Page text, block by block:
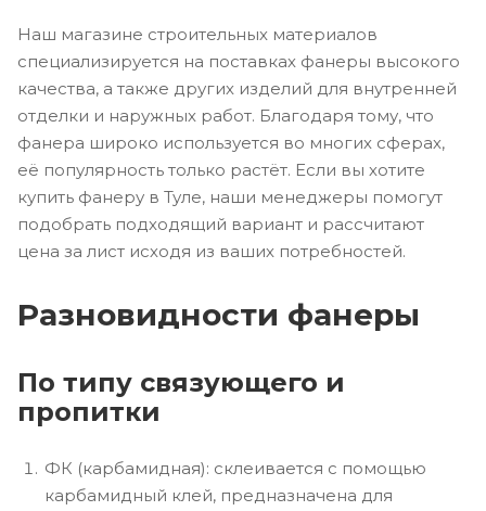
Наш магазине строительных материалов
специализируется на поставках фанеры высокого
качества, а также других изделий для внутренней
отделки и наружных работ. Благодаря тому, что
фанера широко используется во многих сферах,
её популярность только растёт. Если вы хотите
купить фанеру в Туле, наши менеджеры помогут
подобрать подходящий вариант и рассчитают
цена за лист исходя из ваших потребностей.
Разновидности фанеры
По типу связующего и
пропитки
ФК (карбамидная): склеивается с помощью
карбамидный клей, предназначена для